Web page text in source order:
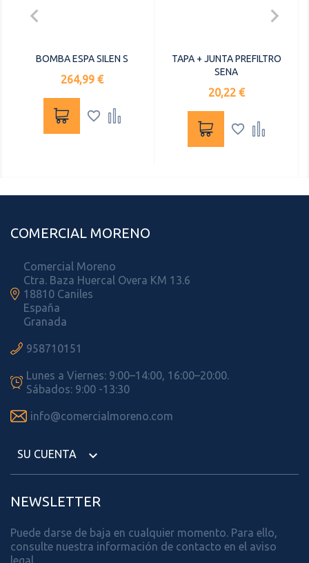

BOMBA ESPA SILEN S
Precio
264,99 €
 
TAPA + JUNTA PREFILTRO
SENA
Precio
20,22 €
 

COMERCIAL MORENO

Comercial Moreno
Ctra. Baza Huercal Overa KM 13.6
18810 Caniles
España
Granada
 958710151

Lunes a Viernes: 9:00–14:00, 16:00–20:00.
Sábados: 9:00 -13:30
 info@comercialmoreno.com
SU CUENTA 
NEWSLETTER
Puede darse de baja en cualquier momento. Para ello,
consulte nuestra información de contacto en el aviso
legal.